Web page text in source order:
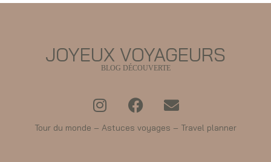
JOYEUX VOYAGEURS
BLOG DÉCOUVERTE
Tour du monde – Astuces voyages – Travel planner